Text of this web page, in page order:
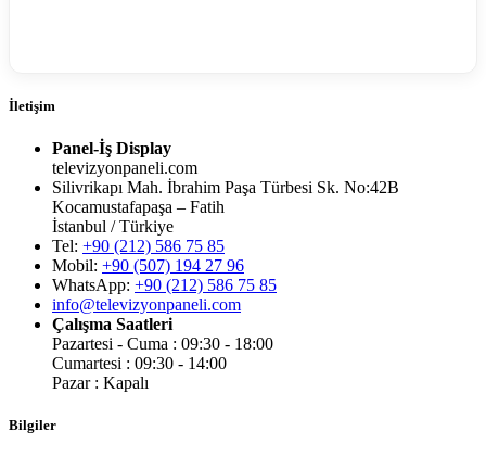
İletişim
Panel-İş Display
televizyonpaneli.com
Silivrikapı Mah. İbrahim Paşa Türbesi Sk. No:42B
Kocamustafapaşa – Fatih
İstanbul / Türkiye
Tel: +90 (212) 586 75 85
Mobil: +90 (507) 194 27 96
WhatsApp: +90 (212) 586 75 85
info@televizyonpaneli.com
Çalışma Saatleri
Pazartesi - Cuma : 09:30 - 18:00
Cumartesi : 09:30 - 14:00
Pazar : Kapalı
Bilgiler